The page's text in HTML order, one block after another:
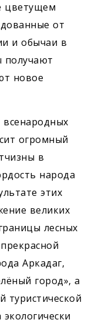
цветущем
от
и обычаи в
получают
новое
огромный
в
народа
этих
великих
лесных
Аркадаг,
город», а
туристической